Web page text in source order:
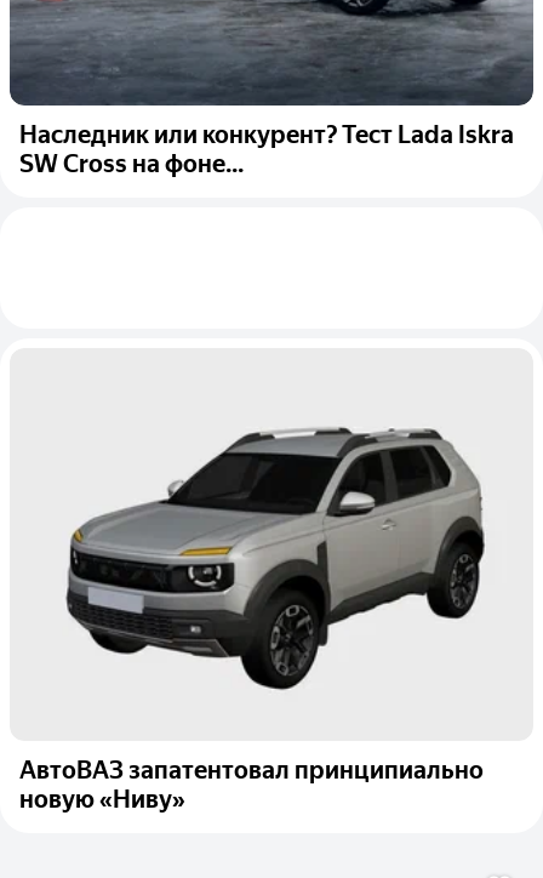
Наследник или конкурент? Тест Lada Iskra
SW Cross на фоне...
АвтоВАЗ запатентовал принципиально
новую «Ниву»